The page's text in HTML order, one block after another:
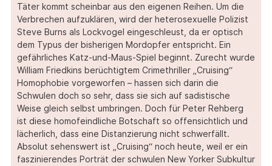
Täter kommt scheinbar aus den eigenen Reihen. Um die
Verbrechen aufzuklären, wird der heterosexuelle Polizist
Steve Burns als Lockvogel eingeschleust, da er optisch
dem Typus der bisherigen Mordopfer entspricht. Ein
gefährliches Katz-und-Maus-Spiel beginnt. Zurecht wurde
William Friedkins berüchtigtem Crimethriller „Cruising“
Homophobie vorgeworfen – hassen sich darin die
Schwulen doch so sehr, dass sie sich auf sadistische
Weise gleich selbst umbringen. Doch für Peter Rehberg
ist diese homofeindliche Botschaft so offensichtlich und
lächerlich, dass eine Distanzierung nicht schwerfällt.
Absolut sehenswert ist „Cruising“ noch heute, weil er ein
faszinierendes Porträt der schwulen New Yorker Subkultur